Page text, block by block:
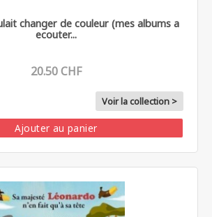
changer de couleur (mes albums a
ecouter...
20.50 CHF
Voir la collection >
Ajouter au panier